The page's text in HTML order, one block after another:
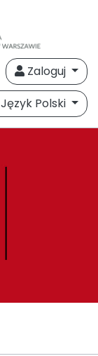
Zaloguj
Język Polski